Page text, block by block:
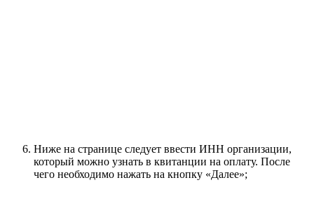
Ниже на странице следует ввести ИНН организации,
который можно узнать в квитанции на оплату. После
чего необходимо нажать на кнопку «Далее»;